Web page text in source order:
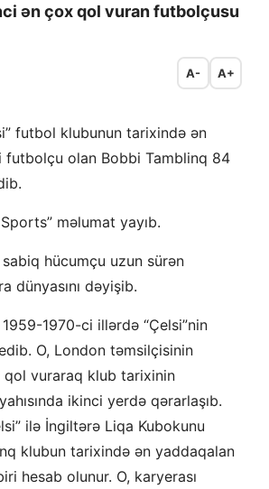
ən çox qol vuran futbolçusu
A- A+
futbol klubunun tarixində ən
futbolçu olan Bobbi Tamblinq 84
məlumat yayıb.
hücumçu uzun sürən
dünyasını dəyişib.
1970-ci illərdə “Çelsi”nin
O, London təmsilçisinin
qol vuraraq klub tarixinin
ikinci yerdə qərarlaşıb.
ilə İngiltərə Liqa Kubokunu
klubun tarixində ən yaddaqalan
hesab olunur. O, karyerası